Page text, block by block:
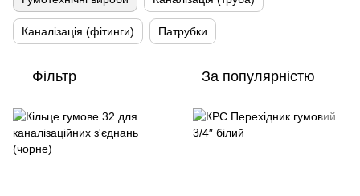
Каналізація (фітинги) Патрубки
Фільтр За популярністю